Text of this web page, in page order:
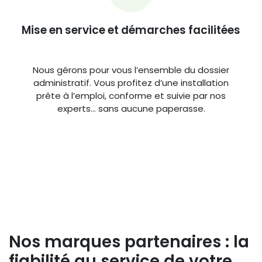
Mise en service et démarches facilitées
Nous gérons pour vous l’ensemble du dossier
administratif. Vous profitez d’une installation
prête à l’emploi, conforme et suivie par nos
experts… sans aucune paperasse.
Nos marques partenaires : la